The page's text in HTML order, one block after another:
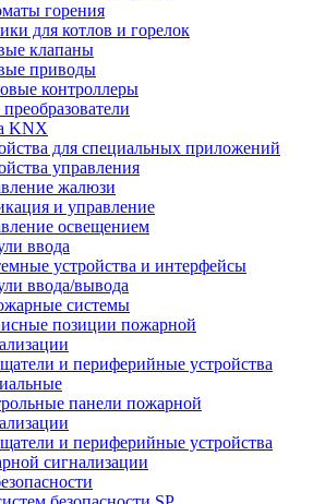
горения
для котлов и горелок
клапаны
приводы
контроллеры
KNX
для специальных приложений
управления
жалюзи
и управление
освещением
ввода
устройства и интерфейсы
ввода/вывода
системы
позиции пожарной
и периферийные устройства
панели пожарной
и периферийные устройства
сигнализации